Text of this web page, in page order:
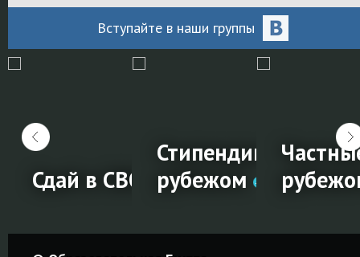
Вступайте в наши группы
менеджмент
Сдай в СВОЁМ городе!
Сдай в
Стипендии на
рубежом
Стипендии